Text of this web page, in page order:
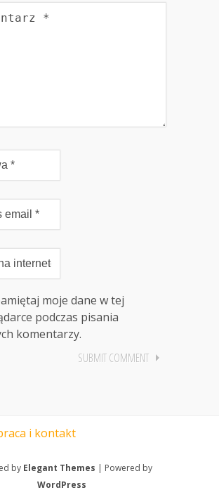
moje dane w tej
podczas pisania
komentarzy.
i kontakt
by Elegant Themes | Powered by
WordPress